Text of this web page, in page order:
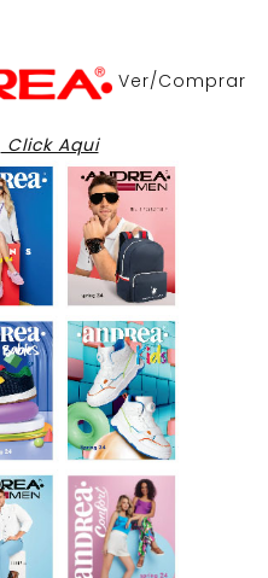
Ver/Comprar
Click Aqui